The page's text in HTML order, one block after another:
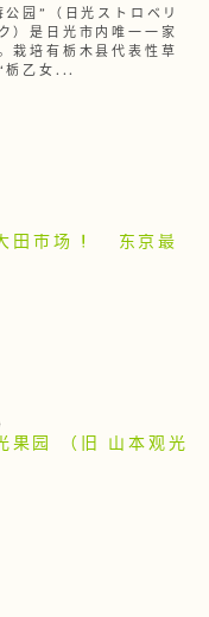
公园”（日光ストロベリ
）是日光市内唯一一家
栽培有栃木县代表性草
栃乙女...
田市场 ! 东京最
果园 （旧 山本观光